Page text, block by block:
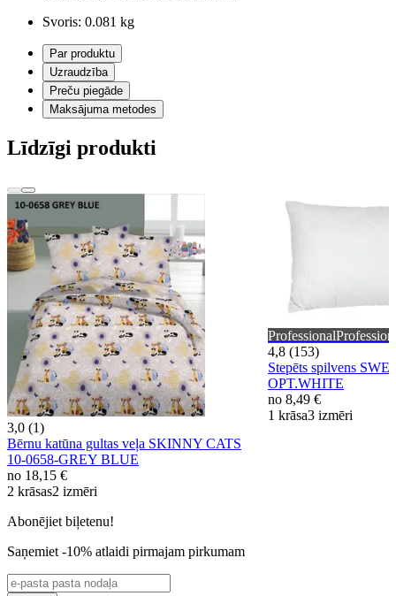
Svoris: 0.081 kg
Par produktu
Uzraudzība
Preču piegāde
Maksājuma metodes
Līdzīgi produkti
3,0 (1)
Bērnu katūna gultas veļa SKINNY CATS
10-0658-GREY BLUE
no 18,15 €
2 krāsas2 izmēri
Professional
4,8 (153)
Stepēts spilvens
OPT.WHITE
no 8,49 €
1 krāsa3 izmēri
Abonējiet biļetenu!
Saņemiet -10% atlaidi pirmajam pirkumam